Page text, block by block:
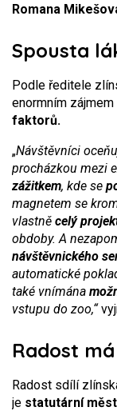
Romana
Spousta
Podle ředitele
enormním
faktorů.
„Návštěvníci
procházkou mezi
zážitkem, kde se
magnetem se
vlastně celý
obdoby. A
návštěvnického
automatické
také vnímána
vstupu do zoo,“
Radost
Radost sdílí
je statutární